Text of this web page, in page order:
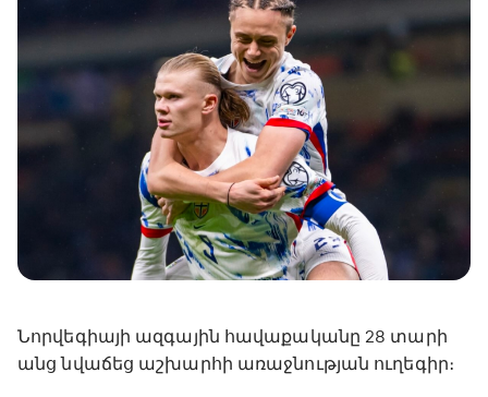
Նորվեգիայի ազգային հավաքականը 28 տարի
անց նվաճեց աշխարհի առաջնության ուղեգիր։